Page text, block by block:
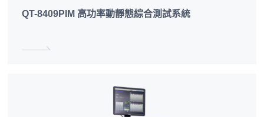
QT-8409PIM 高功率動靜態綜合測試系統